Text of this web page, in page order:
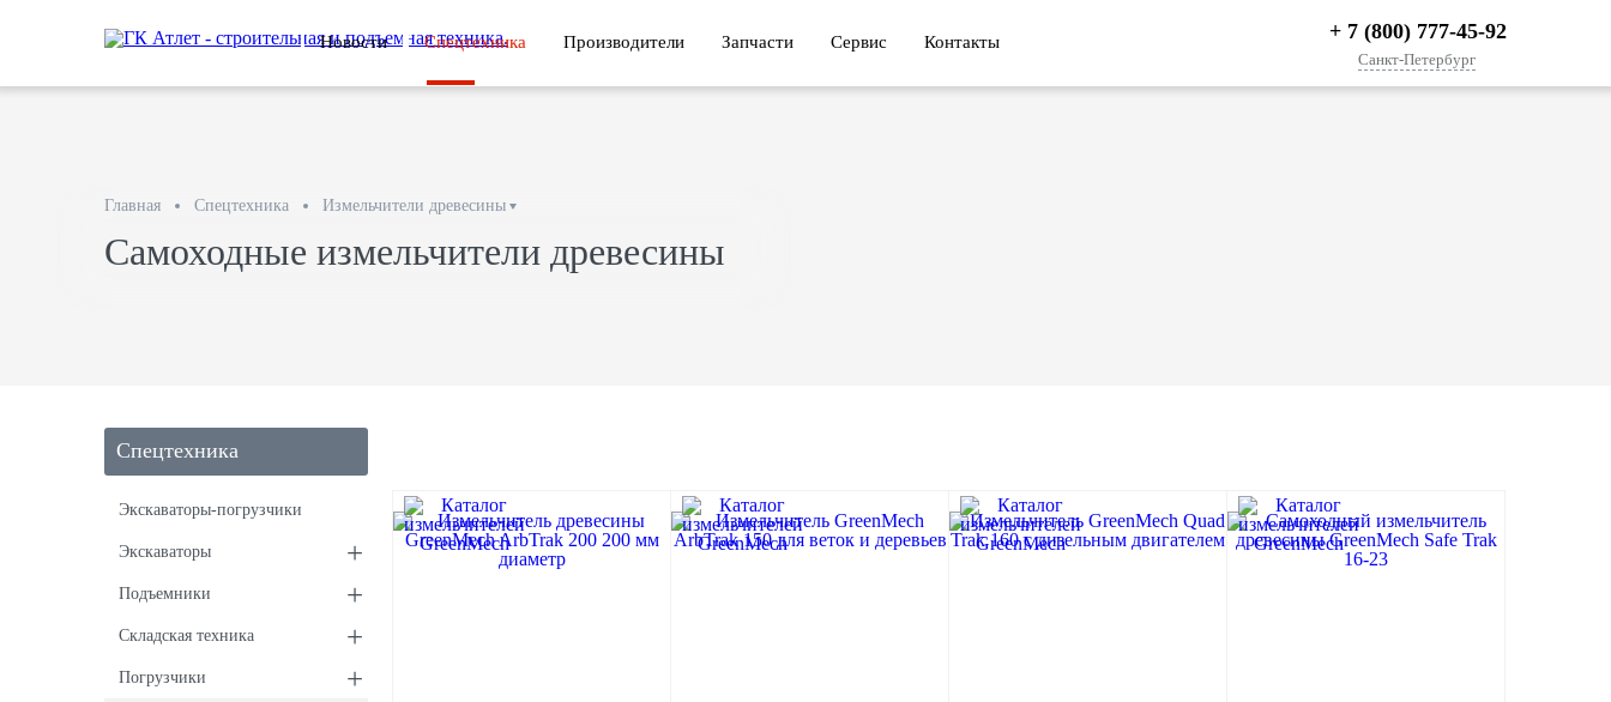
+ 7 (800) 777-45-92
Санкт-Петербург
Новости Спецтехника Производители Запчасти Сервис Контакты
Главная Спецтехника Измельчители древесины
Самоходные измельчители древесины
Спецтехника
Экскаваторы-погрузчики
Экскаваторы +
Подъемники +
Складская техника +
Погрузчики +